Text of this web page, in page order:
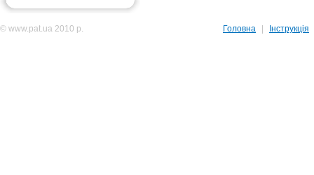
© www.pat.ua 2010 р. Головна Інструкція